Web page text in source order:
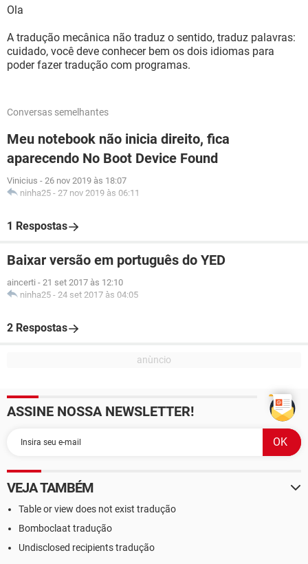
Ola
A tradução mecânica não traduz o sentido, traduz palavras:
cuidado, você deve conhecer bem os dois idiomas para
poder fazer tradução com programas.
Conversas semelhantes
Meu notebook não inicia direito, fica
aparecendo No Boot Device Found
Vinicius - 26 nov 2019 às 18:07
ninha25 - 27 nov 2019 às 06:11
1 Respostas
Baixar versão em português do YED
aincerti - 21 set 2017 às 12:10
ninha25 - 24 set 2017 às 04:05
2 Respostas
ASSINE NOSSA NEWSLETTER!
VEJA TAMBÉM
Table or view does not exist tradução
Bomboclaat tradução
Undisclosed recipients tradução